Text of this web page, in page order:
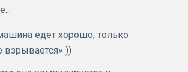
едет хорошо, только
взрывается» ))